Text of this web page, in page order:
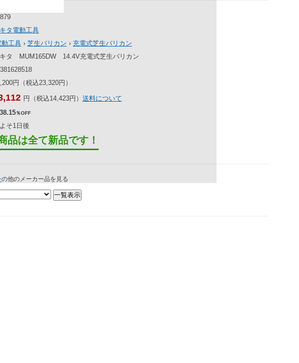
タ電動工具
動工具 › 芝生バリカン › 充電式芝生バリカン
タ MUM165DW 14.4V充電式芝生バリカン
円（税込23,320円）
円（税込14,423円） 送料について
％OFF
そ1日後
品は全て新品です！
の他のメーカー品を見る